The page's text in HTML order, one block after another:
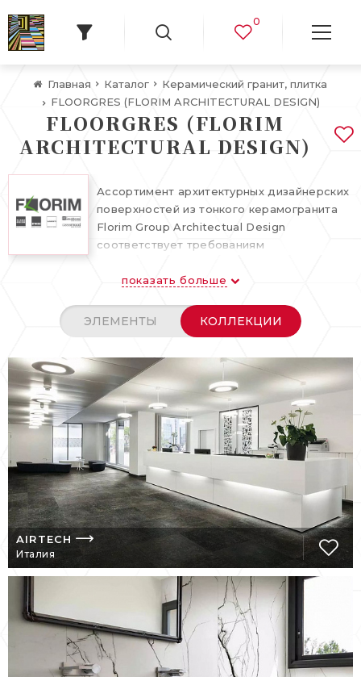
0
Главная Каталог
Керамический гранит, плитка
FLOORGRES (FLORIM ARCHITECTURAL DESIGN)
FLOORGRES (FLORIM
ARCHITECTURAL DESIGN)
Ассортимент архитектурных дизайнерских
поверхностей из тонкого керамогранита
Florim Group Architectual Design
соответствует требованиям
техническим требованиям и уровню
суровая атмосфера сочетается с
выразительными предложениями, игрой
естественными интерпретациями.
Изделия архитектурного дизайна Florim
Group Architectual Design изготавливаются
из изысканного керамогранита с
рациональным дизайном, отличаются
естественными цветами. В ассортименте
специально разработанные различные
поверхности, размеры и варианты
толщины. Такую керамогранитную плитку
можно увидеть аэропортах, торговых
центрах, ресторанах, офисах, магазинах и
даже в жилых помещениях с целевым
эстетическим содержанием.
Керамогранит архитектурного дизайна
также подходит для более сложных
городских декораций, используется для
облицовки противодождевых экранов, а
показать больше
ЭЛЕМЕНТЫ КОЛЛЕКЦИИ
AIRTECH
Италия